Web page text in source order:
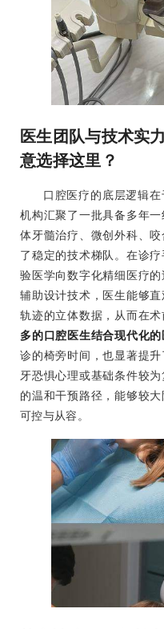
医生团队与技术实
意选择这里？
口腔医疗的底层逻辑
机构汇聚了一批具备多年
体牙髓治疗、微创外科、
了稳定的技术梯队。在诊
验医学向数字化精细医疗
辅助设计技术，医生能够
轨迹的立体数据，从而在术
多的口腔医生结合现代化
诊的椅旁时间，也显著提
牙恐惧心理或基础条件较
的温和干预路径，能够较
可控与从容。